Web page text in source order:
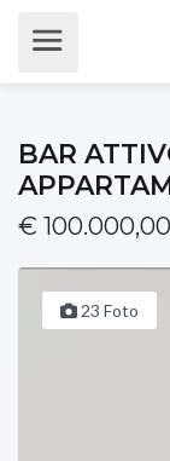
BAR
€ 100.000,00
23 Foto